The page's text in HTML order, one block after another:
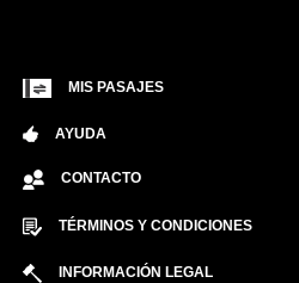
MIS PASAJES
AYUDA
CONTACTO
TÉRMINOS Y CONDICIONES
INFORMACIÓN LEGAL